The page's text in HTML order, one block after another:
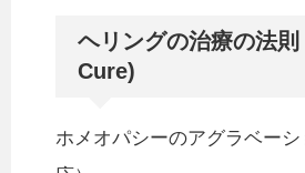
ヘリングの治療の法
Cure)
ホメオパシーのアグラベーシ